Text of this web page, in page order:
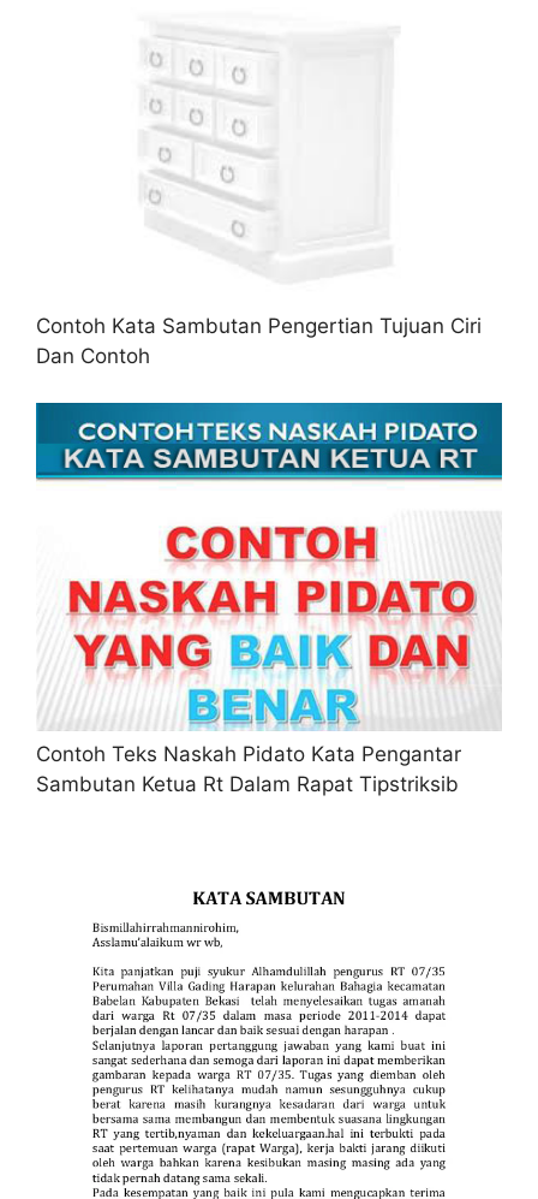
Contoh Kata Sambutan Pengertian Tujuan Ciri
Dan Contoh
Contoh Teks Naskah Pidato Kata Pengantar
Sambutan Ketua Rt Dalam Rapat Tipstriksib